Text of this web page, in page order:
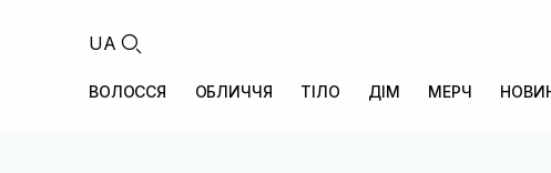
UA
ВОЛОССЯ ОБЛИЧЧЯ ТІЛО ДІМ МЕРЧ